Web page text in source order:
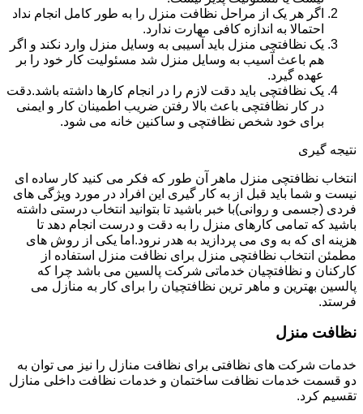
اگر هر یک از مراحل نظافت منزل را به طور کامل انجام نداد
احتمالا به اندازه کافی مهارت ندارد.
یک نظافتچی منزل باید آسیبی به وسایل منزل وارد نکند و اگر
هم باعث آسیب به وسایل منزل شد مسئولیت کار خود را بر
عهده گیرد.
یک نظافتچی باید دقت لازم را در انجام کارها داشته باشد.دقت
در کار نظافتچی باعث بالا رفتن ضریب اطمینان کار و ایمنی
برای خود شخص نظافتچی و ساکنین خانه می شود.
نتیجه گیری
انتخاب نظافتچی منزل ماهر آن طور که فکر می کنید کار ساده ای
نیست و شما باید قبل از به کار گیری این افراد در مورد ویژگی های
فردی (جسمی و روانی)با خبر باشید تا بتوانید انتخاب درستی داشته
باشید که تمامی کارهای منزل را به دقت و درست انجام دهد تا
هزینه ای که به وی می پردازید به هدر نرود.اما یکی از روش های
مطمئن انتخاب نظافتچی منزل برای نظافت منزل استفاده از
کارکنان و نظافتچیان خدماتی شرکت پالسین می باشد چرا که
پالسین بهترین و ماهر ترین نظافتچیان را برای کار به منازل می
فرستد.
نظافت منزل
خدمات شرکت های نظافتی برای نظافت منازل را نیز می توان به
دو قسمت خدمات نظافت ساختمان و خدمات نظافت داخلی منازل
تقسیم کرد.